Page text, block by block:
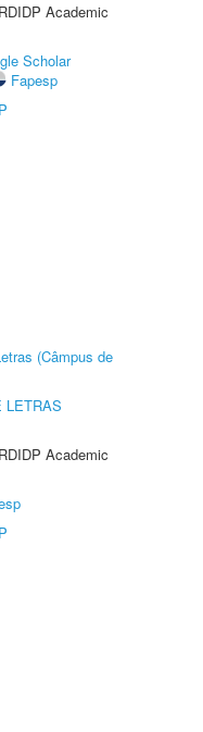
Academic
Scholar
Fapesp
(Câmpus de
LETRAS
Academic